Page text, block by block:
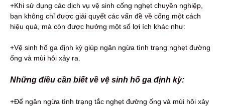
+Khi sử dụng các dịch vụ vệ sinh cống nghẹt chuyên nghiệp,
bạn không chỉ được giải quyết các vấn đề về cống một cách
hiệu quả, mà còn được hưởng một số lợi ích khác như:
+Vệ sinh hố ga định kỳ giúp ngăn ngừa tình trạng nghẹt đường
ống và mùi hôi xảy ra.
Những điều cần biết về vệ sinh hố ga định kỳ:
+Để ngăn ngừa tình trạng tắc nghẹt đường ống và mùi hôi xảy